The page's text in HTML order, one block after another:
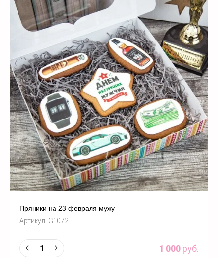
Пряники на 23 февраля мужу
Артикул: G1072
1 000 руб.